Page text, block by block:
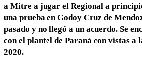
a Mitre a jugar el Regional a
una prueba en Godoy Cruz de
pasado y no llegó a un acuerdo. Se
con el plantel de Paraná con vistas a
2020.